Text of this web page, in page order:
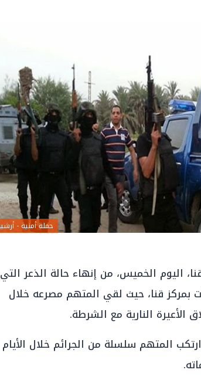
حملة أمنية -
اليوم الخميس، من إنهاء حالة الذعر التي
بمركز قنا، حيث لقي المتهم مصرعه خلال
الأعيرة النارية مع الشرطة.
المتهم سلسلة من الجرائم خلال الأيام